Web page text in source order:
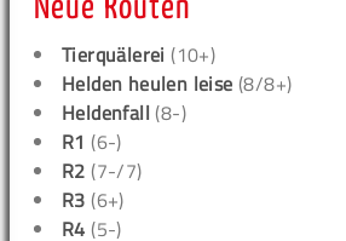
Neue Routen
Tierquälerei (10+)
Helden heulen leise (8/8+)
Heldenfall (8-)
R1 (6-)
R2 (7-/7)
R3 (6+)
R4 (5-)